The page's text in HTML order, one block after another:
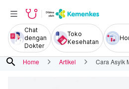
Chat
dengan
Dokter
Toko
Kesehatan
search Home Artikel Cara Asyik